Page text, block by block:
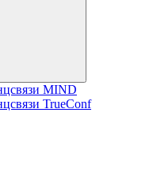
MIND
TrueConf